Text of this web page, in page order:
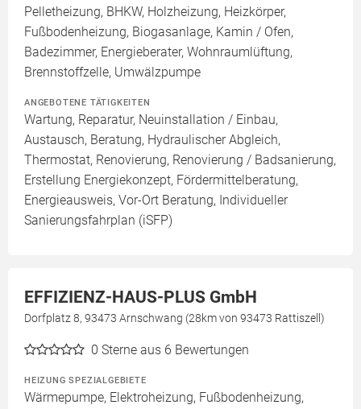
Pelletheizung, BHKW, Holzheizung, Heizkörper,
Fußbodenheizung, Biogasanlage, Kamin / Ofen,
Badezimmer, Energieberater, Wohnraumlüftung,
Brennstoffzelle, Umwälzpumpe
ANGEBOTENE TÄTIGKEITEN
Wartung, Reparatur, Neuinstallation / Einbau,
Austausch, Beratung, Hydraulischer Abgleich,
Thermostat, Renovierung, Renovierung / Badsanierung,
Erstellung Energiekonzept, Fördermittelberatung,
Energieausweis, Vor-Ort Beratung, Individueller
Sanierungsfahrplan (iSFP)
EFFIZIENZ-HAUS-PLUS GmbH
Dorfplatz 8, 93473 Arnschwang (28km von 93473 Rattiszell)
0 Sterne aus 6 Bewertungen
HEIZUNG SPEZIALGEBIETE
Wärmepumpe, Elektroheizung, Fußbodenheizung,